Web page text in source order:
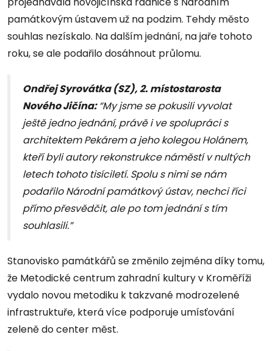
památkovým ústavem už na podzim. Tehdy město
souhlas nezískalo. Na dalším jednání, na jaře tohoto
roku, se ale podařilo dosáhnout průlomu.
Ondřej Syrovátka (SZ), 2. místostarosta
Nového Jičína:“My jsme se pokusili vyvolat
ještě jedno jednání, právě i ve spolupráci s
architektem Pekárem a jeho kolegou Holánem,
kteří byli autory rekonstrukce náměstí v nultých
letech tohoto tisíciletí. Spolu s nimi se nám
podařilo Národní památkový ústav, nechci říci
přímo přesvědčit, ale po tom jednání s tím
souhlasili.”
Stanovisko památkářů se změnilo zejména díky tomu,
že Metodické centrum zahradní kultury v Kroměříži
vydalo novou metodiku k takzvané modrozelené
infrastruktuře, která více podporuje umísťování
zeleně do center měst.